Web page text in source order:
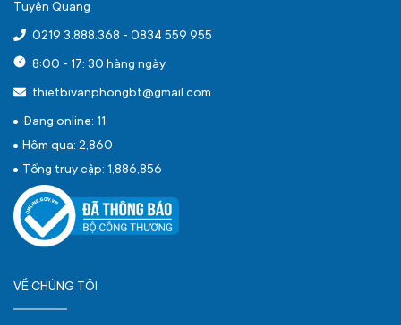
Tuyên Quang
0219 3.888.368 - 0834 559 955
8:00 - 17: 30 hàng ngày
thietbivanphongbt@gmail.com
Đang online: 11
Hôm qua: 2,860
Tổng truy cập: 1,886,856
VỀ CHÚNG TÔI